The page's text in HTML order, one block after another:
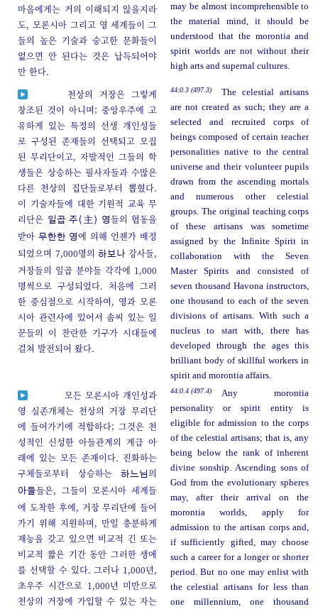
마음에게는 거의 이해되지 않을지라
도, 모론시아 그리고 영 세계들이 그
들의 높은 기술과 숭고한 문화들이
없으면 안 된다는 것은 납득되어야
만 한다.
may be almost incomprehensible to
the material mind, it should be
understood that the morontia and
spirit worlds are not without their
high arts and supernal cultures.
천상의 거장은 그렇게
창조된 것이 아니며; 중앙우주에 고
유하게 있는 특정의 선생 개인성들
로 구성된 존재들의 선택되고 모집
된 무리단이고, 자발적인 그들의 학
생들은 상승하는 필사자들과 수많은
다른 천상의 집단들로부터 뽑혔다.
이 기술자들에 대한 기원적 교육 무
리단은 일곱 주(主) 영들의 협동을
받아무한한 영에 의해 언젠가 배정
되었으며 7,000명의 하보나 강사들,
거장들의 일곱 분야들 각각에 1,000
명씩으로 구성되었다. 처음에 그러
한 중심점으로 시작하여, 영과 모론
시아 관련사에 있어서 솜씨 있는 일
꾼들의 이 찬란한 기구가 시대들에
걸쳐 발전되어 왔다.
44:0.3 (497.3)
The celestial artisans
are not created as such; they are a
selected and recruited corps of
beings composed of certain teacher
personalities native to the central
universe and their volunteer pupils
drawn from the ascending mortals
and numerous other celestial
groups. The original teaching corps
of these artisans was sometime
assigned by the Infinite Spirit in
collaboration with the Seven
Master Spirits and consisted of
seven thousand Havona instructors,
one thousand to each of the seven
divisions of artisans. With such a
nucleus to start with, there has
developed through the ages this
brilliant body of skillful workers in
spirit and morontia affairs.
모든 모론시아 개인성과
영 실존개체는 천상의 거장 무리단
에 들어가기에 적합하다; 그것은 천
성적인 신성한 아들관계의 계급 아
래에 있는 모든 존재이다. 진화하는
구체들로부터 상승하는하느님의
아들들은, 그들이 모론시아 세계들
에 도착한 후에, 거장 무리단에 들어
가기 위해 지원하며, 만일 충분하게
재능을 갖고 있으면 비교적 긴 또는
비교적 짧은 기간 동안 그러한 생애
를 선택할 수 있다. 그러나 1,000년,
초우주 시간으로 1,000년 미만으로
천상의 거장에 가입할 수 있는 자는
44:0.4 (497.4)
Any morontia
personality or spirit entity is
eligible for admission to the corps
of the celestial artisans; that is, any
being below the rank of inherent
divine sonship. Ascending sons of
God from the evolutionary spheres
may, after their arrival on the
morontia worlds, apply for
admission to the artisan corps and,
if sufficiently gifted, may choose
such a career for a longer or shorter
period. But no one may enlist with
the celestial artisans for less than
one millennium, one thousand